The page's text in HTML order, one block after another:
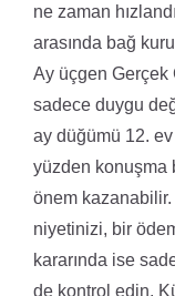
ne zaman
arasında bağ
Ay üçgen Gerçek
sadece duygu
ay düğümü 12. ev
yüzden konuşma
önem
niyetinizi, bir
kararında ise
de kontrol edin.